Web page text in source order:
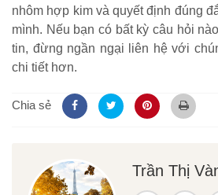
nhôm hợp kim và quyết định đúng
mình. Nếu bạn có bất kỳ câu hỏi
tin, đừng ngần ngại liên hệ với
chi tiết hơn.
Chia sẻ
Trần Thị